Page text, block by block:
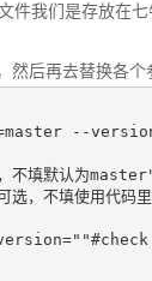
件我们是存放在
后再去替换各个
--
填默认为
不填使用代码里